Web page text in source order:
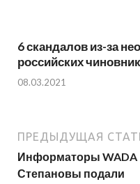
6 скандалов из-за
российских
08.03.2021
ПРЕДЫДУЩАЯ
Информаторы WADA
Степановы подали